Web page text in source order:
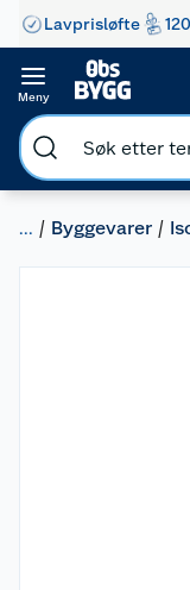
Lavprisløfte
Meny
... Byggevarer